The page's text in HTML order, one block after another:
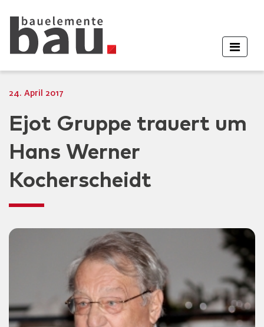
24. April 2017
Ejot Gruppe trauert um
Hans Werner
Kocherscheidt